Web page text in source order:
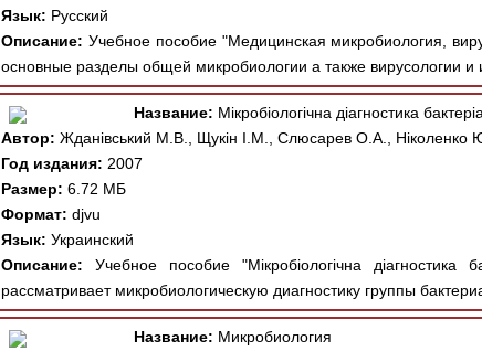
Язык: Русский
Описание: Учебное пособие "Медицинская микробиология,
основные разделы общей микробиологии а также вирусологии и
Название: Мікробіологічна діагностика
Автор: Жданівський М.В., Щукін І.М., Слюсарев О.А., Ніколенко
Год издания: 2007
Размер: 6.72 МБ
Формат: djvu
Язык: Украинский
Описание: Учебное пособие "Мікробіологічна
рассматривает микробиологическую диагностику группы
Название: Микробиология